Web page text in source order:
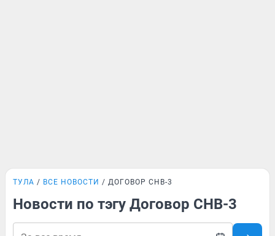
ТУЛА ВСЕ НОВОСТИ ДОГОВОР СНВ-3
Новости по тэгу Договор СНВ-3